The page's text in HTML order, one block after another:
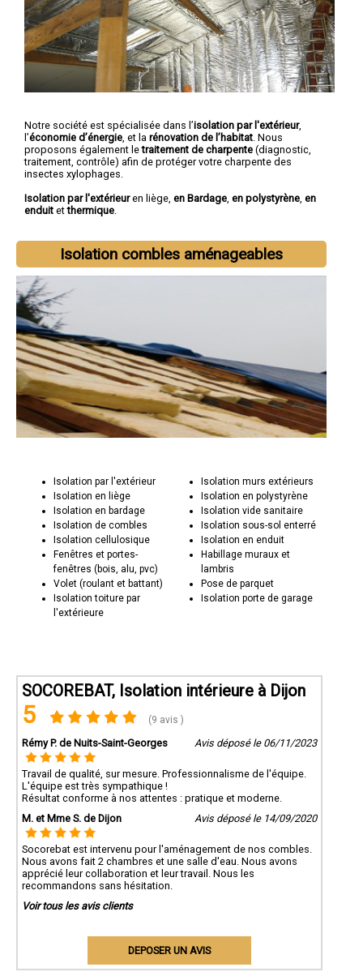
Notre société est spécialisée dans l’isolation par l'extérieur,
l’économie d’énergie, et la rénovation de l’habitat. Nous
proposons également letraitement de charpente (diagnostic,
traitement, contrôle) afin de protéger votre charpente des
insectes xylophages.
Isolation par l'extérieuren liège, en Bardage, en polystyrène, en
enduit etthermique.
Isolation combles aménageables
Isolation par l'extérieur
Isolation en liège
Isolation en bardage
Isolation de combles
Isolation cellulosique
Fenêtres et portes-
fenêtres (bois, alu, pvc)
Volet (roulant et battant)
Isolation toiture par
l'extérieure
Isolation murs extérieurs
Isolation en polystyrène
Isolation vide sanitaire
Isolation sous-sol enterré
Isolation en enduit
Habillage muraux et
lambris
Pose de parquet
Isolation porte de garage
SOCOREBAT, Isolation intérieure à Dijon
5 (9 avis )
Rémy P. de Nuits-Saint-Georges Avis déposé le 06/11/2023
Travail de qualité, sur mesure. Professionnalisme de l'équipe.
L'équipe est très sympathique !
Résultat conforme à nos attentes : pratique et moderne.
M. et Mme S. de Dijon
Avis déposé le 14/09/2020
Socorebat est intervenu pour l'aménagement de nos combles.
Nous avons fait 2 chambres et une salle d'eau. Nous avons
apprécié leur collaboration et leur travail. Nous les
recommandons sans hésitation.
Voir tous les avis clients
DEPOSER UN AVIS